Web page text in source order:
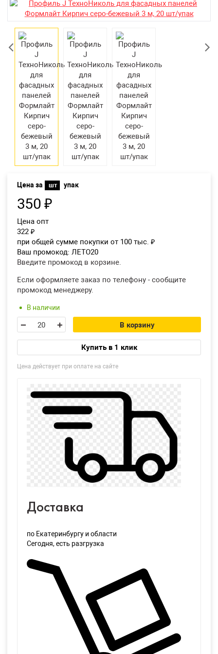
Цена за шт упак
350 ₽
Цена опт
322 ₽
при общей сумме покупки от 100 тыс. ₽
Ваш промокод: ЛЕТО20
Введите промокод в корзине.
Если оформляете заказ по телефону - сообщите
промокод менеджеру.
В наличии
В корзину
Купить в 1 клик
Цена действует при оплате на сайте
Доставка
по Екатеринбургу и области
Сегодня, есть разгрузка
Екатеринбург